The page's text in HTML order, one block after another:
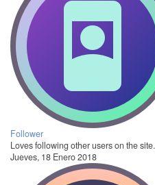
Follower
Loves following other users on the site.
Jueves, 18 Enero 2018